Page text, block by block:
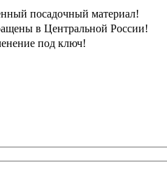
посадочный материал!
в Центральной России!
под ключ!